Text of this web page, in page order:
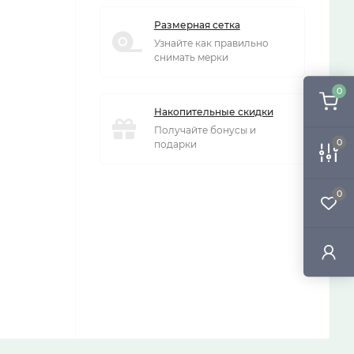
0
0
0
Размерная сетка
Узнайте как правильно
снимать мерки
Накопительные скидки
Получайте бонусы и
подарки